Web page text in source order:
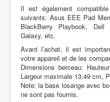
Il est également
suivants: Asus EEE Pad
BlackBerry Playbook,
Galaxy, etc.
Avant l’achat, il est
votre appareil et de les
Dimensions berceau:
Largeur maximale 13,49 cm,
Note: la base losange avec
ne sont pas fournis.